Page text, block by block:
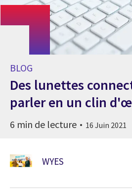
BLOG
Des lunettes
parler en un clin
6 min de lecture 16 Juin 2021
WYES